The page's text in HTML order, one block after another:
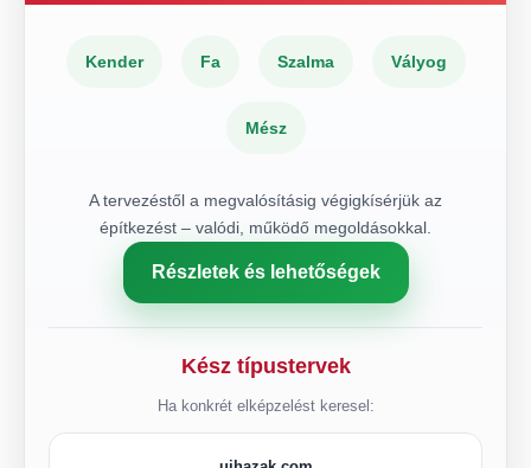
Kender Fa Szalma Vályog
Mész
A tervezéstől a megvalósításig végigkísérjük az
építkezést – valódi, működő megoldásokkal.
Részletek és lehetőségek
Kész típustervek
Ha konkrét elképzelést keresel: